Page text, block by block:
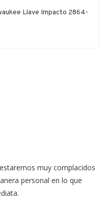
Llave Impacto 2864-
muy complacidos
personal en lo que